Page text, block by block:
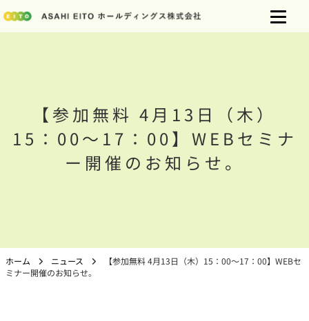
【参加無料 4月13日（木）
15：00～17：00】WEBセミナ
ー開催のお知らせ。
ホーム ニュース
【参加無料 4月13日（木）15：00～17：00】WEBセ
ミナー開催のお知らせ。